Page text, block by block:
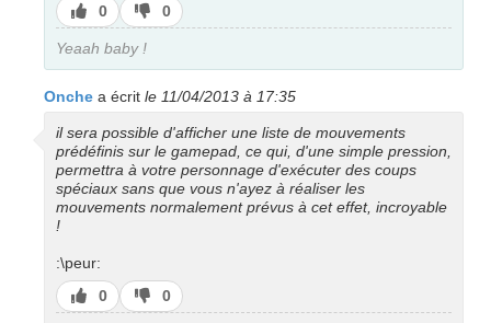
J’aime
0
J’aime
pas
0
Yeaah baby !
Onche a écrit le 11/04/2013 à 17:35
il sera possible d'afficher une liste de mouvements
prédéfinis sur le gamepad, ce qui, d'une simple pression,
permettra à votre personnage d'exécuter des coups
spéciaux sans que vous n'ayez à réaliser les
mouvements normalement prévus à cet effet, incroyable
!
:\peur:
J’aime
0
J’aime
pas
0